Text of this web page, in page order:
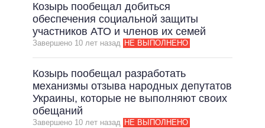
Козырь пообещал добиться
обеспечения социальной защиты
участников АТО и членов их семей
Завершено 10 лет назад НЕ ВЫПОЛНЕНО
Козырь пообещал разработать
механизмы отзыва народных депутатов
Украины, которые не выполняют своих
обещаний
Завершено 10 лет назад НЕ ВЫПОЛНЕНО